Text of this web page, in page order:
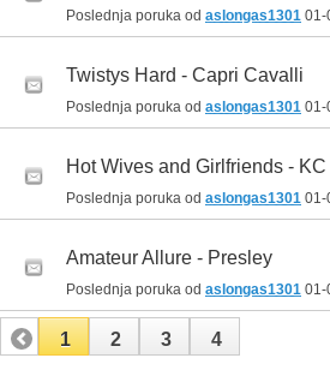
Poslednja poruka od aslongas1301 01-
Twistys Hard - Capri Cavalli
Poslednja poruka od aslongas1301 01-
Hot Wives and Girlfriends -
Poslednja poruka od aslongas1301 01-
Amateur Allure - Presley
Poslednja poruka od aslongas1301 01-
1 2 3 4